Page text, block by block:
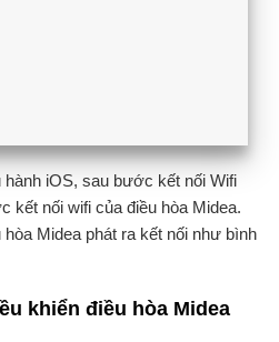
iOS, sau bước kết nối Wifi
kết nối wifi của điều hòa Midea.
Midea phát ra kết nối như bình
khiển điều hòa Midea